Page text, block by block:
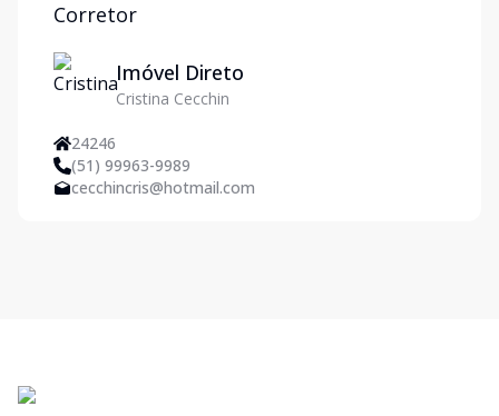
Corretor
Imóvel Direto
Cristina Cecchin
24246
(51) 99963-9989
cecchincris@hotmail.com